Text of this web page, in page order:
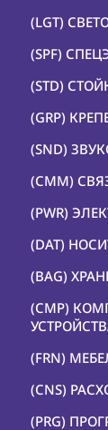
(LGT)
(SPF)
(STD)
(GRP)
(SND)
(CMM)
(PWR)
(DAT)
(BAG)
(CMP)
(FRN)
(CNS)
(PRG)